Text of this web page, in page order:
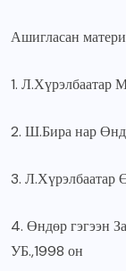
Ашигласан
1. Л.Хүрэлбаатар
2. Ш.Бира нар
3. Л.Хүрэлбаатар
4. Өндөр гэгээн
УБ.,1998 он